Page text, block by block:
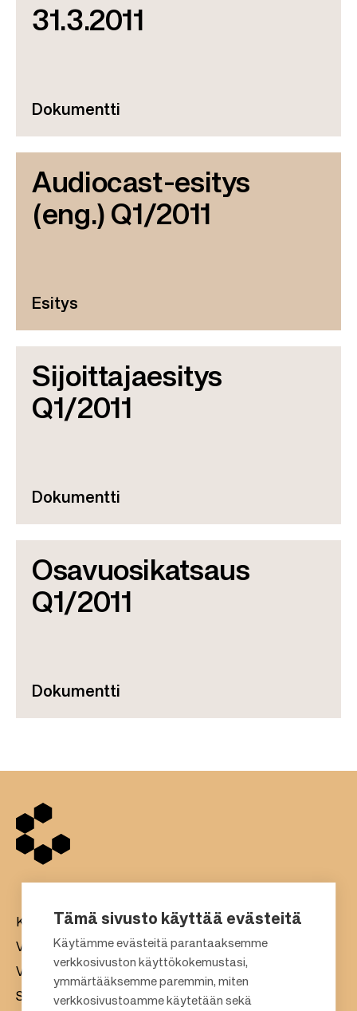
31.3.2011
Dokumentti
Audiocast-esitys
(eng.) Q1/2011
Esitys
Sijoittajaesitys
Q1/2011
Dokumentti
Osavuosikatsaus
Q1/2011
Dokumentti
o
Kauppakeskukset
Vuokraus
Vastuullisuus
Sijoittajat
Tämä sivusto käyttää evästeitä
Käytämme evästeitä parantaaksemme
verkkosivuston käyttökokemustasi,
ymmärtääksemme paremmin, miten
verkkosivustoamme käytetään sekä